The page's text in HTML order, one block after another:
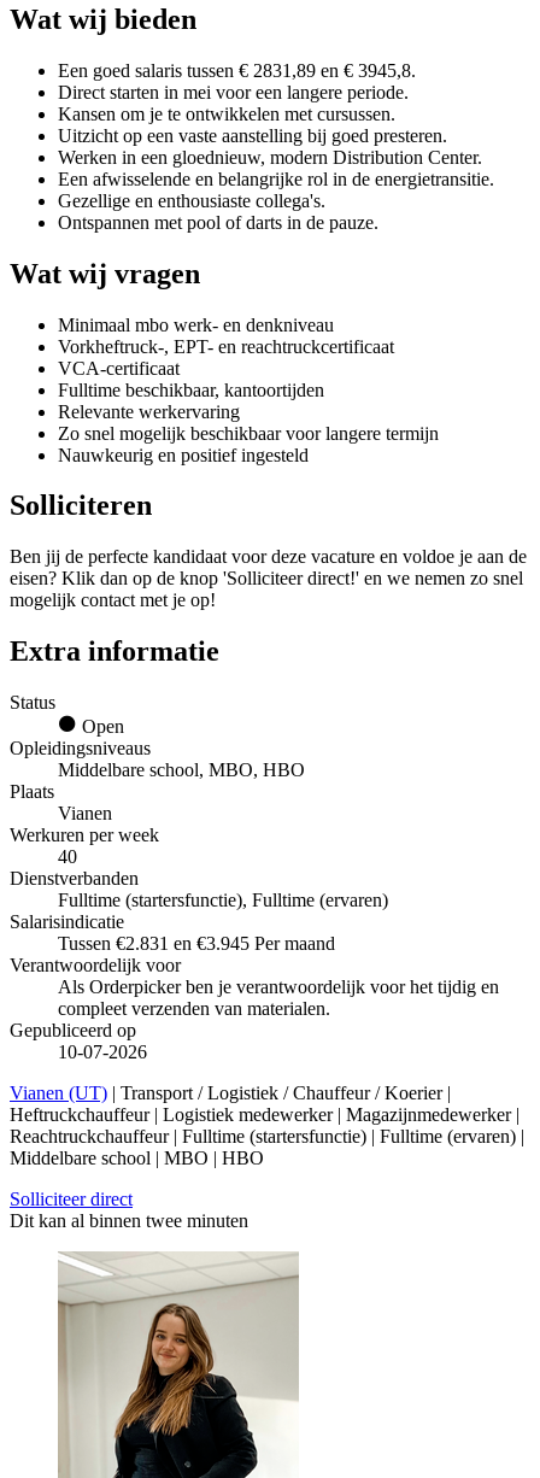
Wat wij bieden
Een goed salaris tussen € 2831,89 en € 3945,8.
Direct starten in mei voor een langere periode.
Kansen om je te ontwikkelen met cursussen.
Uitzicht op een vaste aanstelling bij goed presteren.
Werken in een gloednieuw, modern Distribution Center.
Een afwisselende en belangrijke rol in de energietransitie.
Gezellige en enthousiaste collega's.
Ontspannen met pool of darts in de pauze.
Wat wij vragen
Minimaal mbo werk- en denkniveau
Vorkheftruck-, EPT- en reachtruckcertificaat
VCA-certificaat
Fulltime beschikbaar, kantoortijden
Relevante werkervaring
Zo snel mogelijk beschikbaar voor langere termijn
Nauwkeurig en positief ingesteld
Solliciteren
Ben jij de perfecte kandidaat voor deze vacature en voldoe je aan de
eisen? Klik dan op de knop 'Solliciteer direct!' en we nemen zo snel
mogelijk contact met je op!
Extra informatie
Status
Open
Opleidingsniveaus
Middelbare school, MBO, HBO
Plaats
Vianen
Werkuren per week
40
Dienstverbanden
Fulltime (startersfunctie), Fulltime (ervaren)
Salarisindicatie
Tussen €2.831 en €3.945 Per maand
Verantwoordelijk voor
Als Orderpicker ben je verantwoordelijk voor het tijdig en
compleet verzenden van materialen.
Gepubliceerd op
10-07-2026
Vianen (UT) | Transport / Logistiek / Chauffeur / Koerier |
Heftruckchauffeur | Logistiek medewerker | Magazijnmedewerker |
Reachtruckchauffeur | Fulltime (startersfunctie) | Fulltime (ervaren) |
Middelbare school | MBO | HBO
Solliciteer direct
Dit kan al binnen twee minuten